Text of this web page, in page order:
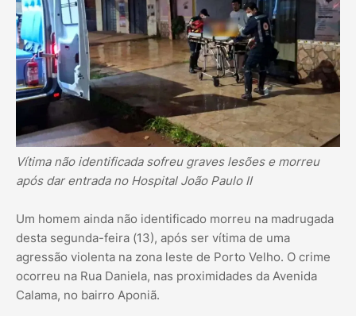
Vítima não identificada sofreu graves lesões e morreu
após dar entrada no Hospital João Paulo II
Um homem ainda não identificado morreu na madrugada
desta segunda-feira (13), após ser vítima de uma
agressão violenta na zona leste de Porto Velho. O crime
ocorreu na Rua Daniela, nas proximidades da Avenida
Calama, no bairro Aponiã.